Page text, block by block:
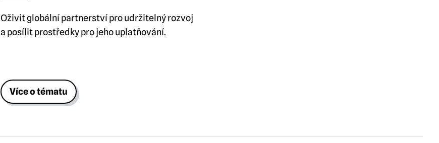
Oživit globální partnerství pro udržitelný rozvoj
a posílit prostředky pro jeho uplatňování.
Více o tématu